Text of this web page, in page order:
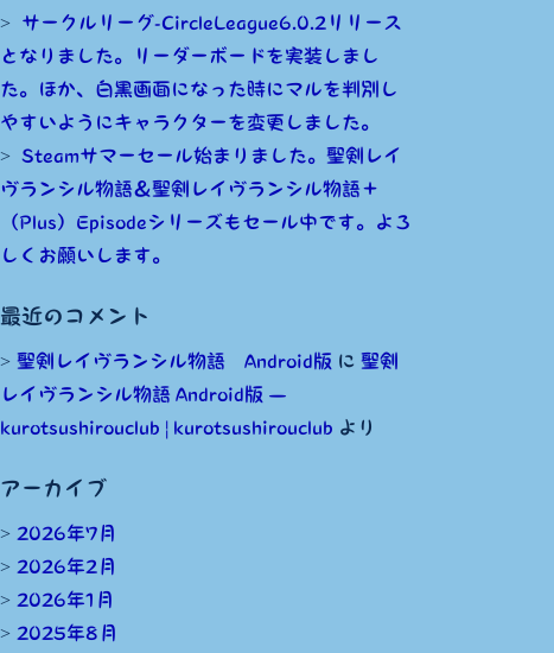
サークルリーグ-CircleLeague6.0.2リリース
となりました。リーダーボードを実装しまし
た。ほか、白黒画面になった時にマルを判別し
やすいようにキャラクターを変更しました。
Steamサマーセール始まりました。聖剣レイ
ヴランシル物語＆聖剣レイヴランシル物語＋
（Plus）Episodeシリーズもセール中です。よろ
しくお願いします。
最近のコメント
聖剣レイヴランシル物語 Android版 に 聖剣
レイヴランシル物語 Android版 —
kurotsushirouclub | kurotsushirouclub より
アーカイブ
2026年7月
2026年2月
2026年1月
2025年8月